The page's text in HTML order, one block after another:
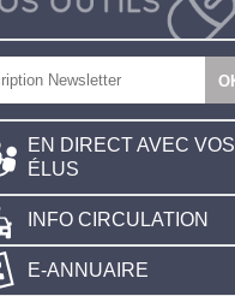
EN DIRECT AVEC VOS
ÉLUS
INFO CIRCULATION
E-ANNUAIRE